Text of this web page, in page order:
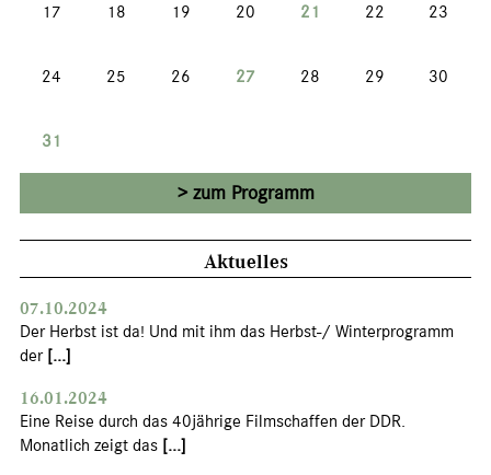
17 18 19 20 21 22 23
24 25 26 27 28 29 30
31
zum Programm
Aktuelles
07.10.2024
Der Herbst ist da! Und mit ihm das Herbst-/ Winterprogramm
der [...]
16.01.2024
Eine Reise durch das 40jährige Filmschaffen der DDR.
Monatlich zeigt das [...]